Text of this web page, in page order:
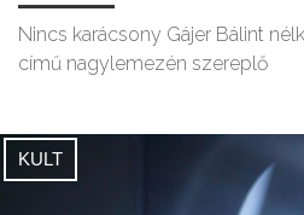
Nincs karácsony Gájer Bálint
című nagylemezén szereplő
KULT